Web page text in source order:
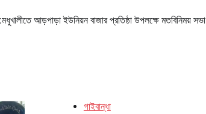
মধুখালীতে আড়পাড়া ইউনিয়ন বাজার প্রতিষ্ঠা উপলক্ষে মতবিনিময় সভা
গাইবান্ধা